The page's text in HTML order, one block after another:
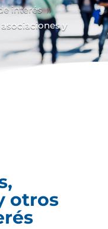
interés 9
y
otros